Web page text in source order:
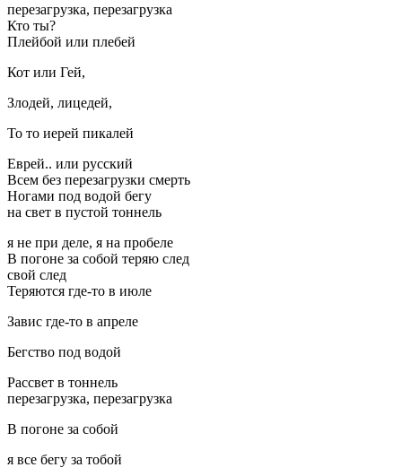
перезагрузка, перезагрузка
Кто ты?
Плейбой или плебей
Кот или Гей,
Злодей, лицедей,
То то иерей пикалей
Еврей.. или русский
Всем без перезагрузки смерть
Ногами под водой бегу
на свет в пустой тоннель
я не при деле, я на пробеле
В погоне за собой теряю след
свой след
Теряются где-то в июле
Завис где-то в апреле
Бегство под водой
Рассвет в тоннель
перезагрузка, перезагрузка
В погоне за собой
я все бегу за тобой